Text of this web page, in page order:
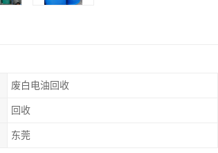
废白电油回收
回收
东莞